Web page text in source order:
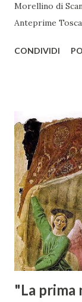
Morellino di
Anteprime
presso l’Hotel
territorio
Maremma
Scansano.
le eccellenze
mercato dove il
assistendo i
commerciali
dell’evento,
conoscitore dei
CONDIVIDI
"La prima